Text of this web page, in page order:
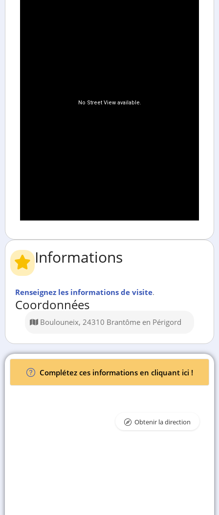
Informations
Renseignez les informations de visite.
Coordonnées
Boulouneix, 24310 Brantôme en Périgord
Complétez ces informations en cliquant ici !
Obtenir la direction